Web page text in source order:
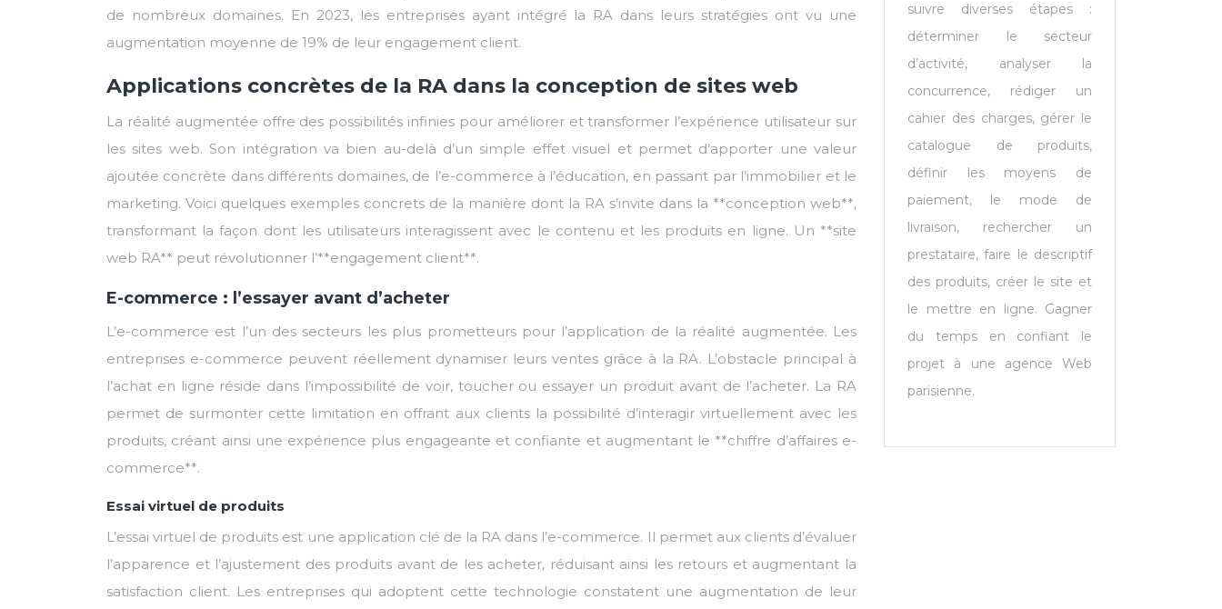
de nombreux domaines. En 2023, les entreprises ayant intégré la RA dans leurs stratégies ont vu une
augmentation moyenne de 19% de leur engagement client.
Applications concrètes de la RA dans la conception de sites web
La réalité augmentée offre des possibilités infinies pour améliorer et transformer l’expérience utilisateur sur
les sites web. Son intégration va bien au-delà d’un simple effet visuel et permet d’apporter une valeur
ajoutée concrète dans différents domaines, de l’e-commerce à l’éducation, en passant par l’immobilier et le
marketing. Voici quelques exemples concrets de la manière dont la RA s’invite dans la **conception web**,
transformant la façon dont les utilisateurs interagissent avec le contenu et les produits en ligne. Un **site
web RA** peut révolutionner l’**engagement client**.
E-commerce : l’essayer avant d’acheter
L’e-commerce est l’un des secteurs les plus prometteurs pour l’application de la réalité augmentée. Les
entreprises e-commerce peuvent réellement dynamiser leurs ventes grâce à la RA. L’obstacle principal à
l’achat en ligne réside dans l’impossibilité de voir, toucher ou essayer un produit avant de l’acheter. La RA
permet de surmonter cette limitation en offrant aux clients la possibilité d’interagir virtuellement avec les
produits, créant ainsi une expérience plus engageante et confiante et augmentant le **chiffre d’affaires e-
commerce**.
Essai virtuel de produits
L’essai virtuel de produits est une application clé de la RA dans l’e-commerce. Il permet aux clients d’évaluer
l’apparence et l’ajustement des produits avant de les acheter, réduisant ainsi les retours et augmentant la
satisfaction client. Les entreprises qui adoptent cette technologie constatent une augmentation de leur
suivre diverses étapes :
déterminer le secteur
d’activité, analyser la
concurrence, rédiger un
cahier des charges, gérer le
catalogue de produits,
définir les moyens de
paiement, le mode de
livraison, rechercher un
prestataire, faire le descriptif
des produits, créer le site et
le mettre en ligne. Gagner
du temps en confiant le
projet à une agence Web
parisienne.